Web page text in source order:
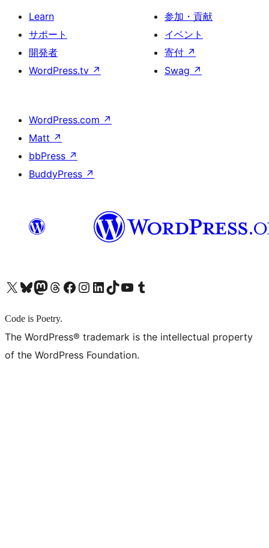
Learn
サポート
開発者
WordPress.tv ↗
参加・貢献
イベント
寄付 ↗
Swag ↗
WordPress.com ↗
Matt ↗
bbPress ↗
BuddyPress ↗
X (旧 Twitter) アカウントへBluesky アカウントへMastodon アカウントへThreads アカウントへ Facebook ページへInstagram アカウントへ LinkedIn アカウントへTikTok アカウントへYouTube チャンネルへ Tumblr アカウントへ
Code is Poetry.
The WordPress® trademark is the intellectual property
of the WordPress Foundation.